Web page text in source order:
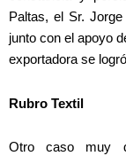
Paltas, el Sr.
junto con el apoyo
exportadora se
Rubro Textil
Otro caso muy